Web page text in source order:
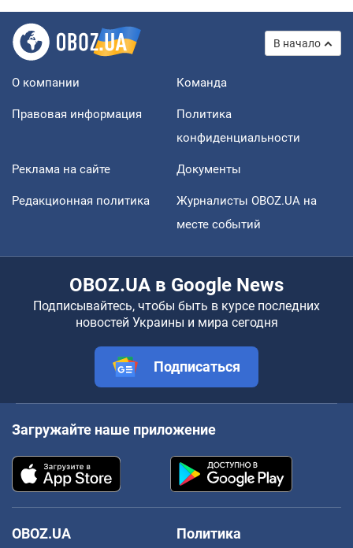
В начало
О компании Команда
Правовая информация
Политика
конфиденциальности
Реклама на сайте Документы
Редакционная политика
Журналисты OBOZ.UA на
месте событий
OBOZ.UA в Google News
Подписывайтесь, чтобы быть в курсе последних
новостей Украины и мира сегодня
Подписаться
Загружайте наше приложение
OBOZ.UA
Политика